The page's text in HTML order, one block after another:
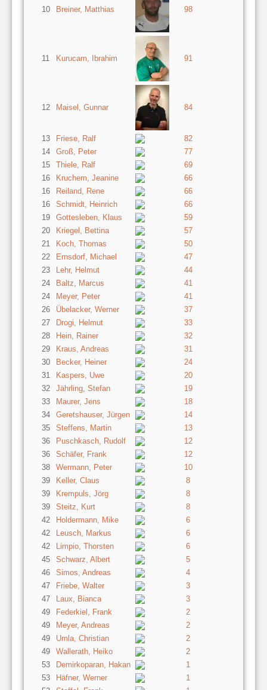
10 Breiner, Matthias 98
11 Kurucam, Ibrahim 91
12 Maisel, Gunnar 84
13 Friese, Ralf
82
14
Groß, Peter
77
15
Thiele, Ralf
69
16
Kruchem, Jeanine
66
16
Reiland, Rene
66
16
Schmidt, Heinrich
66
19
Gottesleben, Klaus
59
20
Kriegel, Bettina
57
21
Koch, Thomas
50
22
Ernsdorf, Michael
47
23
Lehr, Helmut
44
24
Baltz, Marcus
41
24
Meyer, Peter
41
26
Übelacker, Werner
37
27
Drogi, Helmut
33
28
Hein, Rainer
32
29
Kraus, Andreas
31
30
Becker, Heiner
24
31
Kaspers, Uwe
20
32
Jährling, Stefan
19
33
Maurer, Jens
18
34
Geretshauser, Jürgen
14
35
Steffens, Martin
13
36
Puschkasch, Rudolf
12
36
Schäfer, Frank
12
38
Wermann, Peter
10
39
Keller, Claus
8
39
Krempuls, Jörg
8
39
Steitz, Kurt
8
42
Holdermann, Mike
6
42
Leusch, Markus
6
42
Limpio, Thorsten
6
45
Schwarz, Albert
5
46
Simos, Andreas
4
47
Friebe, Walter
3
47
Laux, Bianca
3
49
Federkiel, Frank
2
49
Meyer, Andreas
2
49
Umla, Christian
2
49
Wallerath, Heiko
2
53
Demirkoparan, Hakan
1
53
Häfner, Werner
1